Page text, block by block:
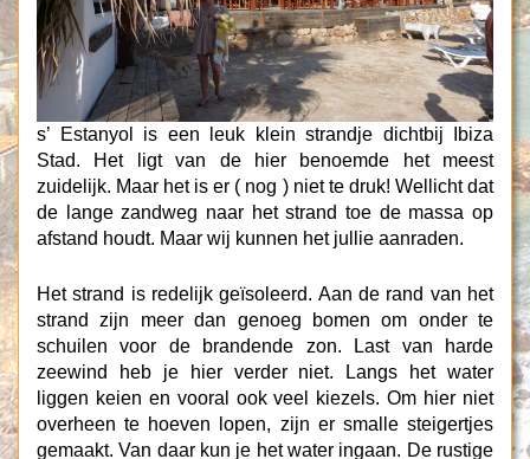
s’ Estanyol is een leuk klein strandje dichtbij Ibiza
Stad. Het ligt van de hier benoemde het meest
zuidelijk. Maar het is er ( nog ) niet te druk! Wellicht dat
de lange zandweg naar het strand toe de massa op
afstand houdt. Maar wij kunnen het jullie aanraden.
Het strand is redelijk geïsoleerd. Aan de rand van het
strand zijn meer dan genoeg bomen om onder te
schuilen voor de brandende zon. Last van harde
zeewind heb je hier verder niet. Langs het water
liggen keien en vooral ook veel kiezels. Om hier niet
overheen te hoeven lopen, zijn er smalle steigertjes
gemaakt. Van daar kun je het water ingaan. De rustige